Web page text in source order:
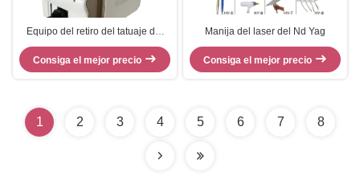
Equipo del retiro del tatuaje del
laser del picosegundo/dispositivo
comercial del retiro del tatuaje
Consiga el mejor precio
Manija del laser del Nd Yag
Consiga el mejor precio
1 2 3 4 5 6 7 8